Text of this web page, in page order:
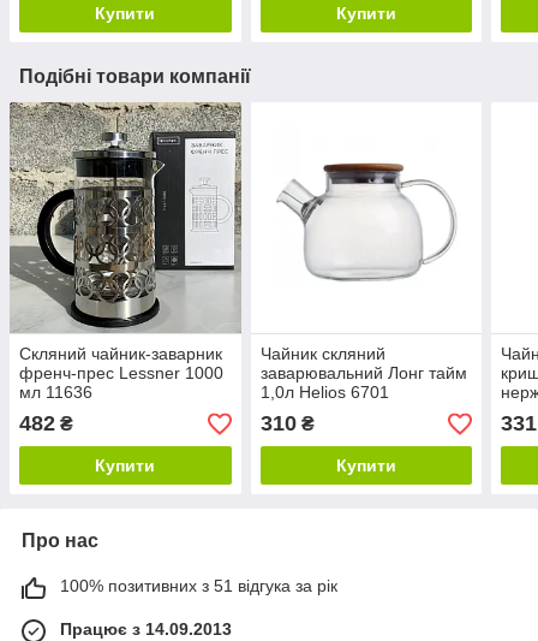
Купити Купити
Подібні товари компанії
Скляний чайник-заварник
френч-прес Lessner 1000
мл 11636
482 ₴
Купити
Чайник скляний
заварювальний Лонг тайм
1,0л Helios 6701
310₴
Купити
331
Про нас
100% позитивних з 51 відгука за рік
Працює з 14.09.2013